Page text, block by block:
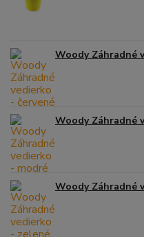
Woody Záhradné
Woody Záhradné
Woody Záhradné